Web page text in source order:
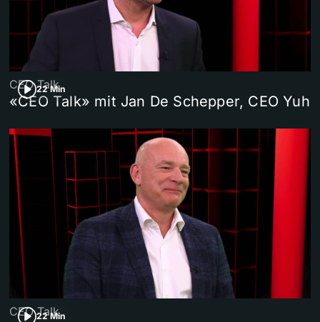
22 Min
CEO Talk
«CEO Talk» mit Jan De Schepper, CEO Yuh
22 Min
CEO Talk